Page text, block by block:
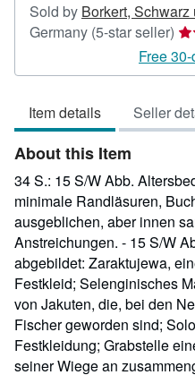
Sold by Borkert,
Germany (5-star seller)
5
of
5
Free
Item details Seller
About this Item
34 S.: 15 S/W Abb.
minimale Randläsuren,
ausgeblichen, aber innen
Anstreichungen. - 15 S/W
abgebildet: Zaraktujewa,
Festkleid; Selenginisches
von Jakuten, die, bei den
Fischer geworden sind;
Festkleidung; Grabstelle
seiner Wiege an